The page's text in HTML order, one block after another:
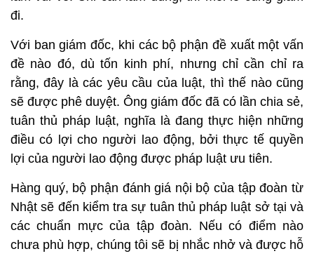
đi.
Với ban giám đốc, khi các bộ phận đề xuất một vấn
đề nào đó, dù tốn kinh phí, nhưng chỉ cần chỉ ra
rằng, đây là các yêu cầu của luật, thì thế nào cũng
sẽ được phê duyệt. Ông giám đốc đã có lần chia sẻ,
tuân thủ pháp luật, nghĩa là đang thực hiện những
điều có lợi cho người lao động, bởi thực tế quyền
lợi của người lao động được pháp luật ưu tiên.
Hàng quý, bộ phận đánh giá nội bộ của tập đoàn từ
Nhật sẽ đến kiểm tra sự tuân thủ pháp luật sở tại và
các chuẩn mực của tập đoàn. Nếu có điểm nào
chưa phù hợp, chúng tôi sẽ bị nhắc nhở và được hỗ